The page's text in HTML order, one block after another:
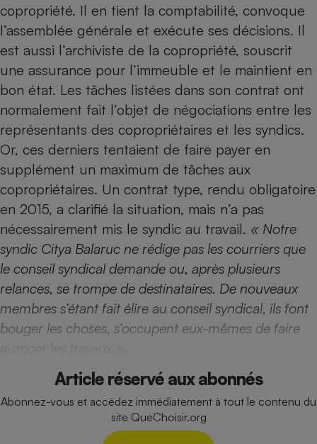
copropriété. Il en tient la comptabilité, convoque
l’assemblée générale et exécute ses décisions. Il
est aussi l’archiviste de la copropriété, souscrit
une assurance pour l’immeuble et le maintient en
bon état. Les tâches listées dans son contrat ont
normalement fait l’objet de négociations entre les
représentants des copropriétaires et les syndics.
Or, ces derniers tentaient de faire payer en
supplément un maximum de tâches aux
copropriétaires. Un contrat type, rendu obligatoire
en 2015, a clarifié la situation, mais n’a pas
nécessairement mis le syndic au travail. « Notre
syndic Citya Balaruc ne rédige pas les courriers que
le conseil syndical demande ou, après plusieurs
relances, se trompe de destinataires. De nouveaux
membres s’étant fait élire au conseil syndical, ils font
bouger les choses, s’occupent eux-mêmes de faire
avancer les travaux »
Article réservé aux abonnés
Abonnez-vous et accédez immédiatement à tout le contenu du
site QueChoisir.org
Complément
alimentaire
bouteille
Assurance emprunteur
Banque
Petit électroménager -
Lave-linge
Plaque de cuisson à
Téléviseur
Téléphone mobile -
Smartphone
Matelas
Radiateur électrique
Climatiseur -
Mutuelle
Antimoustique